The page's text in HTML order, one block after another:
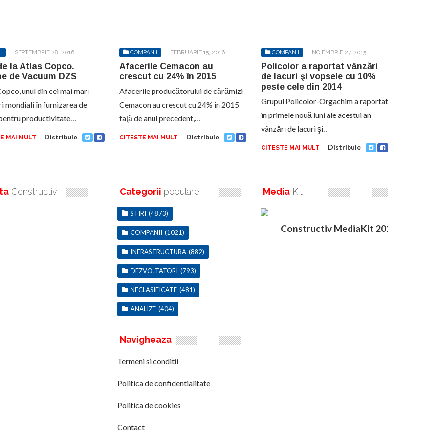
SEPTEMBRIE 28, 2016
la Atlas Copco.
de Vacuum DZS
unul din cei mai mari
mondiali în furnizarea de
productivitate…
MAI MULT Distribuie
COMPANII FEBRUARIE 15, 2016
Afacerile Cemacon au
crescut cu 24% în 2015
Afacerile producătorului de cărămizi
Cemacon au crescut cu 24% în 2015
faţă de anul precedent,…
CITESTE MAI MULT Distribuie
COMPANII NOIEMBRIE 27, 2015
Policolor a raportat vânzări
de lacuri şi vopsele cu 10%
peste cele din 2014
Grupul Policolor-Orgachim a raportat
în primele nouă luni ale acestui an
vânzări de lacuri şi…
CITESTE MAI MULT Distribuie
Constructiv Categorii populare
STIRI (4873)
COMPANII (1021)
INFRASTRUCTURA (882)
DEZVOLTATORI (793)
NECLASIFICATE (481)
ANALIZE (404)
Navigheaza
Termeni si conditii
Politica de confidentialitate
Politica de cookies
Contact
Media Kit
Constructiv MediaKit 2020